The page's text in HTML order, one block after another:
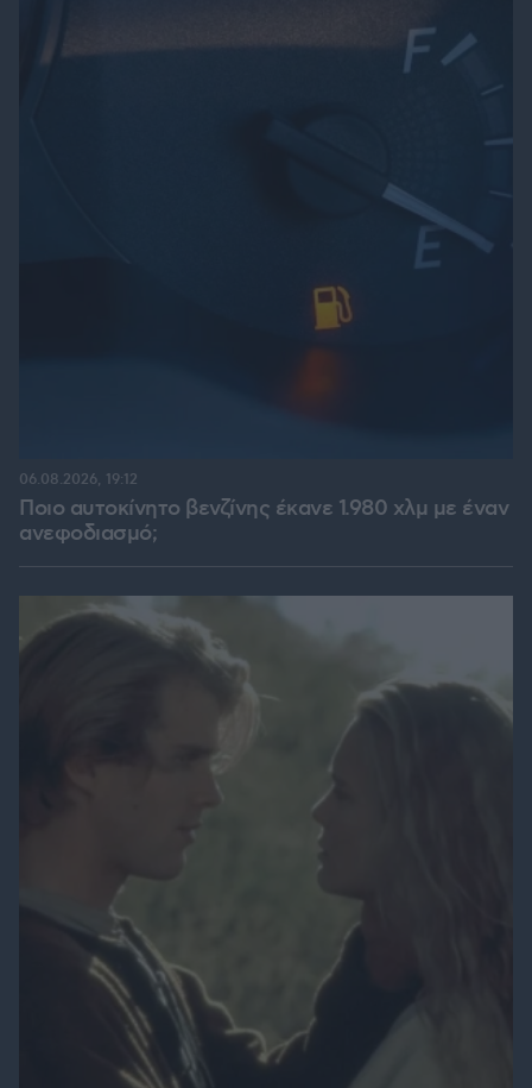
Ποιο αυτοκίνητο βενζίνης έκανε 1.980 χλμ με έναν
ανεφοδιασμό;
06.08.2026, 19:12